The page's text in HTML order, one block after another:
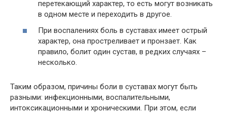
перетекающий характер, то есть могут возникать
в одном месте и переходить в другое.
При воспалениях боль в суставах имеет острый
характер, она простреливает и пронзает. Как
правило, болит один сустав, в редких случаях –
несколько.
Таким образом, причины боли в суставах могут быть
разными: инфекционными, воспалительными,
интоксикационными и хроническими. При этом, если